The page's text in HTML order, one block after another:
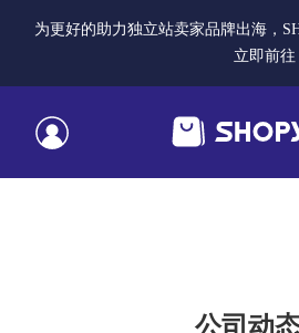
为更好的助力独立站卖家品牌出海，
立即前往
公司动